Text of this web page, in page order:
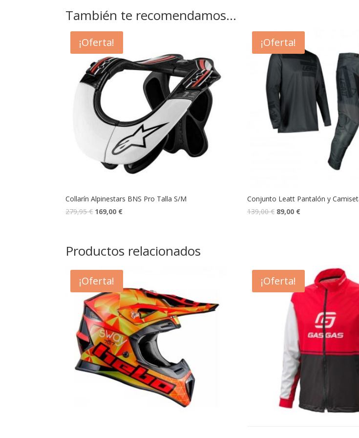
También te recomendamos…
¡Oferta!
Collarín Alpinestars BNS Pro Talla S/M
279,95€ 169,00 €
¡Oferta!
Conjunto Leatt Pantalón y
139,00€ 89,00 €
Productos relacionados
¡Oferta! ¡Oferta!